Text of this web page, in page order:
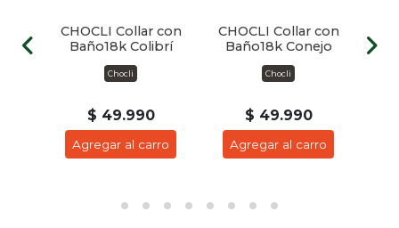
CHOCLI Collar con
Baño18k Colibrí
Chocli
$ 49.990
Agregar al carro
CHOCLI Collar con
Baño18k Conejo
Chocli
$ 49.990
Agregar al carro